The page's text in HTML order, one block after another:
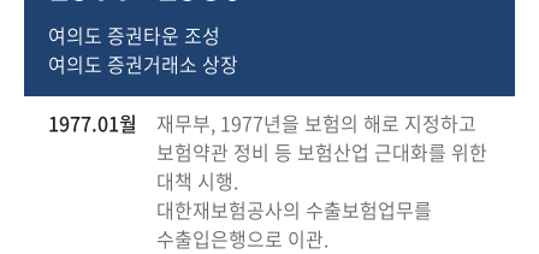
여의도 증권타운 조성
여의도 증권거래소 상장
1977.01월
재무부, 1977년을 보험의 해로 지정하고
보험약관 정비 등 보험산업 근대화를 위한
대책 시행.
대한재보험공사의 수출보험업무를
수출입은행으로 이관.